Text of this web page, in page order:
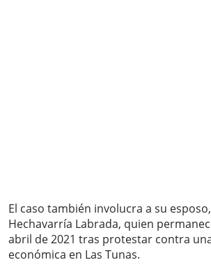
El caso también involucra a su
Hechavarría Labrada, quien
abril de 2021 tras protestar contra
económica en Las Tunas.